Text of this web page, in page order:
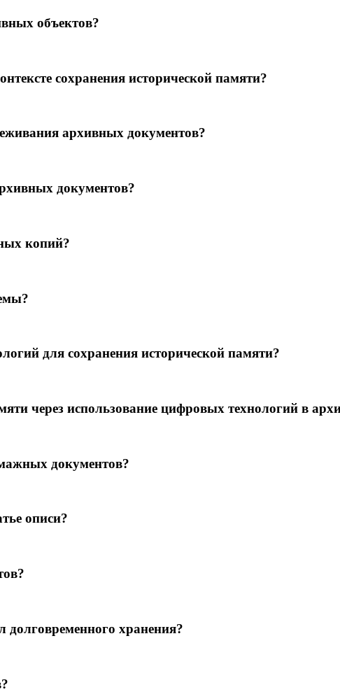
объектов?
сохранения исторической памяти?
архивных доку­ментов?
документов?
копий?
для сохранения исто­рической памяти?
через использование цифровых технологий в
документов?
описи?
хранения?